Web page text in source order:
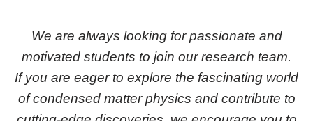
We are always looking for passionate and
motivated students to join our research team.
If you are eager to explore the fascinating world
of condensed matter physics and contribute to